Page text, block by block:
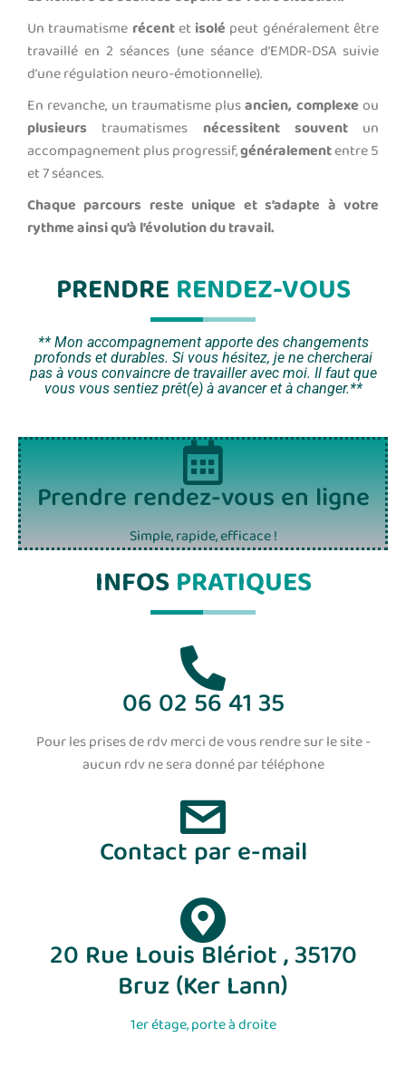
Un traumatisme récentet isolé peut généralement être
travaillé en 2 séances (une séance d’EMDR-DSA suivie
d’une régulation neuro-émotionnelle).
En revanche, un traumatisme plusancien, complexe ou
plusieurs traumatismes nécessitent souventun
accompagnement plus progressif,généralemententre 5
et 7 séances.
Chaque parcours reste unique et s’adapte à votre
rythme ainsi qu’à l’évolution du travail.
PRENDRERENDEZ-VOUS
** Mon accompagnement apporte des changements
profonds et durables. Si vous hésitez, je ne chercherai
pas à vous convaincre de travailler avec moi. Il faut que
vous vous sentiez prêt(e) à avancer et à changer.**
Prendre rendez-vous en ligne
Simple, rapide, efficace !
INFOSPRATIQUES
06 02 56 41 35
Pour les prises de rdv merci de vous rendre sur le site -
aucun rdv ne sera donné par téléphone
Contact par e-mail
20 Rue Louis Blériot , 35170
Bruz (Ker Lann)
1er étage, porte à droite